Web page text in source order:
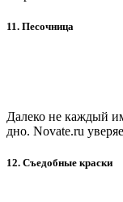
11. Песочница
Далеко не каждый
дно. Novate.ru
12. Съедобные краски